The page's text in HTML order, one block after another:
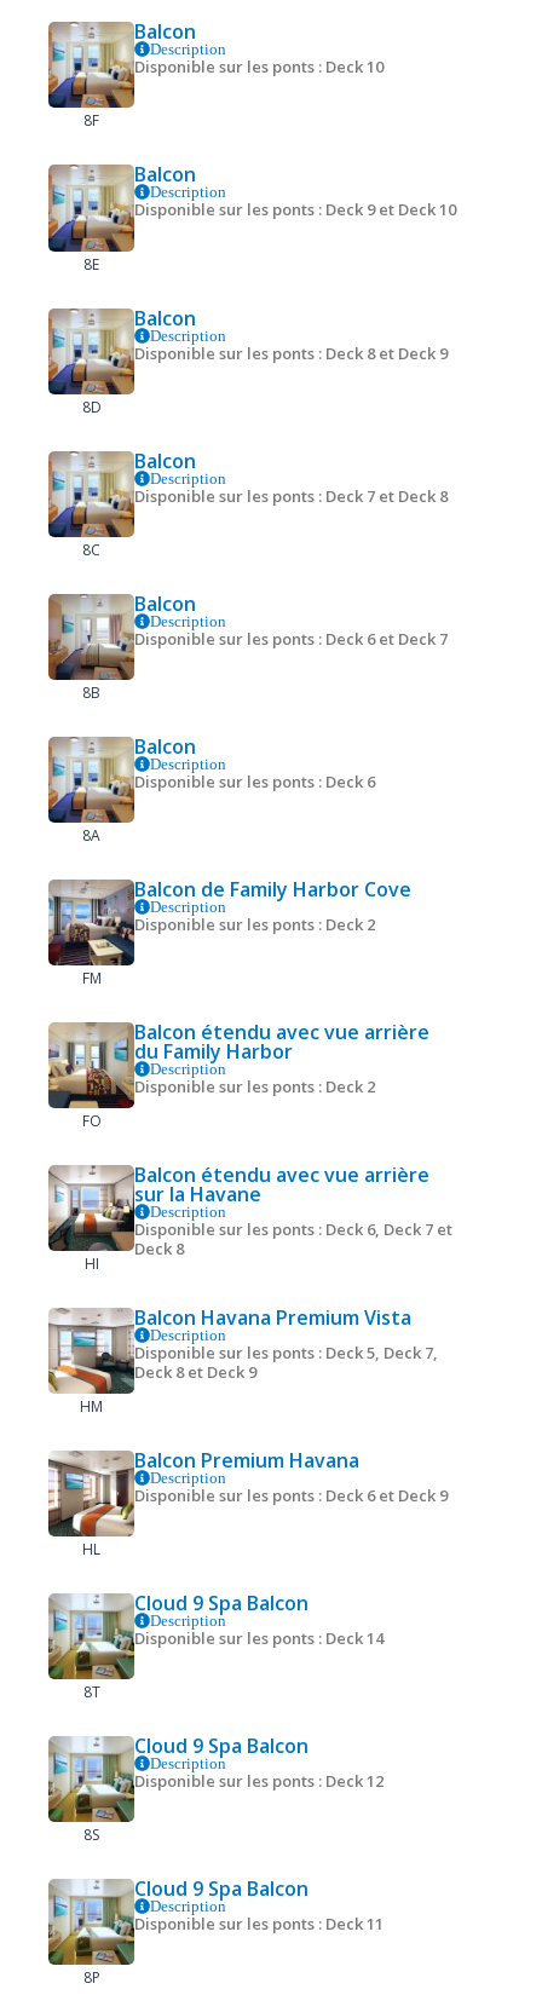
8F
Balcon
Description
Disponible sur les ponts : Deck 10
8E
Balcon
Description
Disponible sur les ponts : Deck 9 et Deck 10
8D
Balcon
Description
Disponible sur les ponts : Deck 8 et Deck 9
8C
Balcon
Description
Disponible sur les ponts : Deck 7 et Deck 8
8B
Balcon
Description
Disponible sur les ponts : Deck 6 et Deck 7
8A
Balcon
Description
Disponible sur les ponts : Deck 6
FM
Balcon de Family Harbor Cove
Description
Disponible sur les ponts : Deck 2
FO
Balcon étendu avec vue arrière
du Family Harbor
Description
Disponible sur les ponts : Deck 2
HI
Balcon étendu avec vue arrière
sur la Havane
Description
Disponible sur les ponts : Deck 6, Deck 7 et
Deck 8
HM
Balcon Havana Premium Vista
Description
Disponible sur les ponts : Deck 5, Deck 7,
Deck 8 et Deck 9
HL
Balcon Premium Havana
Description
Disponible sur les ponts : Deck 6 et Deck 9
8T
Cloud 9 Spa Balcon
Description
Disponible sur les ponts : Deck 14
8S
Cloud 9 Spa Balcon
Description
Disponible sur les ponts : Deck 12
8P
Cloud 9 Spa Balcon
Description
Disponible sur les ponts : Deck 11